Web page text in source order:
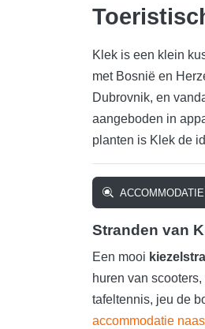
Klek is een klein
met Bosnië en
Dubrovnik, en
aangeboden in
planten is Klek de
Stranden van
Een mooi
huren van
tafeltennis, jeu de
accommodatie